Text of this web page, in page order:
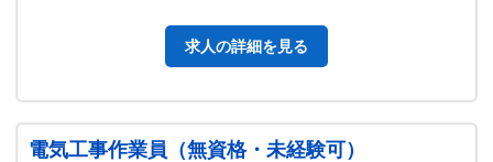
求人の詳細を見る
電気工事作業員（無資格・未経験可）